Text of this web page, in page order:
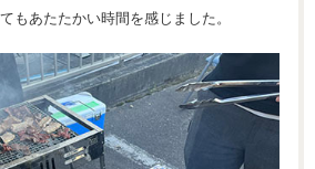
もあたたかい時間を感じました。